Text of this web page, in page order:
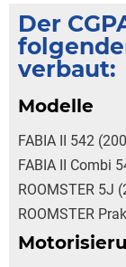
Der
verbaut:
Modelle
FABIA II 542
FABIA II Combi
ROOMSTER 5J
ROOMSTER